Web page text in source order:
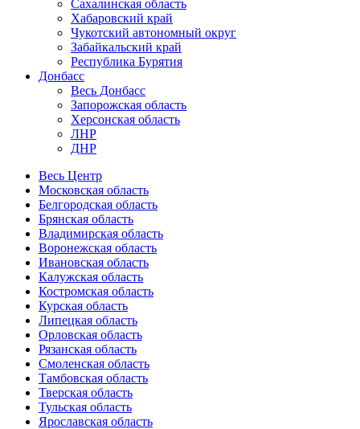
Сахалинская область
Хабаровский край
Чукотский автономный округ
Забайкальский край
Республика Бурятия
Донбасс
Весь Донбасс
Запорожская область
Херсонская область
ЛНР
ДНР
Весь Центр
Московская область
Белгородская область
Брянская область
Владимирская область
Воронежская область
Ивановская область
Калужская область
Костромская область
Курская область
Липецкая область
Орловская область
Рязанская область
Смоленская область
Тамбовская область
Тверская область
Тульская область
Ярославская область